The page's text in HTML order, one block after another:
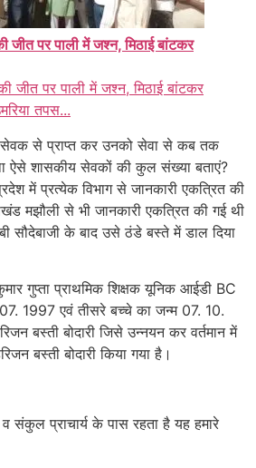
जीत पर पाली में जश्न, मिठाई बांटकर
जीत पर पाली में जश्न, मिठाई बांटकर
तपस...
सेवक से प्राप्त कर उनको सेवा से कब तक
ऐसे शासकीय सेवकों की कुल संख्या बताएं?
में प्रत्येक विभाग से जानकारी एकत्रित की
मझौली से भी जानकारी एकत्रित की गई थी
सौदेबाजी के बाद उसे ठंडे बस्ते में डाल दिया
गुप्ता प्राथमिक शिक्षक यूनिक आईडी BC
1997 एवं तीसरे बच्चे का जन्म 07. 10.
बस्ती बोदारी जिसे उन्नयन कर वर्तमान में
बस्ती बोदारी किया गया है।
संकुल प्राचार्य के पास रहता है यह हमारे